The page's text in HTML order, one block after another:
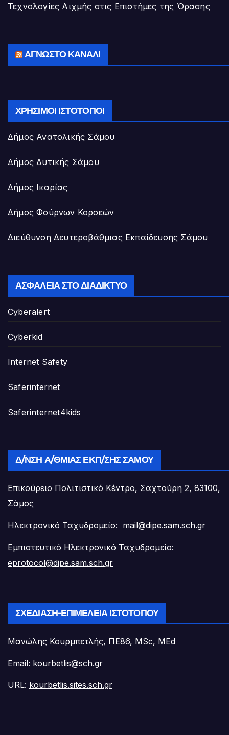
Τεχνολογίες Αιχμής στις Επιστήμες της Όρασης
ΆΓΝΩΣΤΟ ΚΑΝΆΛΙ
ΧΡΉΣΙΜΟΙ ΙΣΤΌΤΟΠΟΙ
Δήμος Ανατολικής Σάμου
Δήμος Δυτικής Σάμου
Δήμος Ικαρίας
Δήμος Φούρνων Κορσεών
Διεύθυνση Δευτεροβάθμιας Εκπαίδευσης Σάμου
ΑΣΦΆΛΕΙΑ ΣΤΟ ΔΙΑΔΊΚΤΥΟ
Cyberalert
Cyberkid
Internet Safety
Saferinternet
Saferinternet4kids
Δ/ΝΣΗ Α/ΘΜΙΑΣ ΕΚΠ/ΣΗΣ ΣΆΜΟΥ
Επικούρειο Πολιτιστικό Κέντρο, Σαχτούρη 2, 83100,
Σάμος
Ηλεκτρονικό Ταχυδρομείο: mail@dipe.sam.sch.gr
Εμπιστευτικό Ηλεκτρονικό Ταχυδρομείο:
eprotocol@dipe.sam.sch.gr
ΣΧΕΔΊΑΣΗ-ΕΠΙΜΈΛΕΙΑ ΙΣΤΟΤΌΠΟΥ
Μανώλης Κουρμπετλής, ΠΕ86, MSc, MEd
Email: kourbetlis@sch.gr
URL: kourbetlis.sites.sch.gr